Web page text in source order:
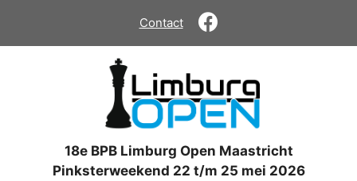
de
Contact
18e BPB Limburg Open Maastricht
Pinksterweekend 22 t/m 25 mei 2026